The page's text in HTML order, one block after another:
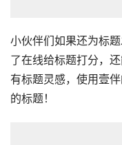
小伙伴们如果还为标
了在线给标题打分，
有标题灵感，使用壹
的标题！